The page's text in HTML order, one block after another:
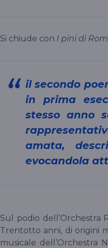
Si chiude con I pini di
il secondo poema sinfonico di Respighi, scritto nel 1924 e diretto
in prima
stesso anno
amata,
evocandola
Sul podio dell’Orchestra
Trentotto anni, di origini
musicale dell’Orchestra